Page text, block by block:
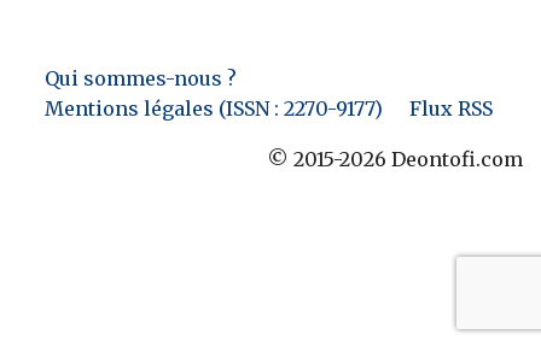
Qui sommes-nous ?
Mentions légales (ISSN : 2270-9177)
Flux RSS
© 2015-2026 Deontofi.com